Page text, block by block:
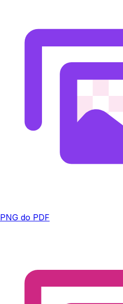
PNG do PDF